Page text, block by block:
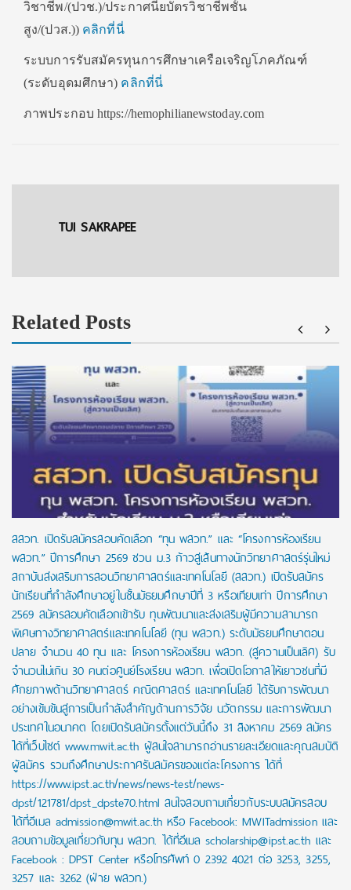
วิชาชีพ/(ปวช.)/ประกาศนียบัตรวิชาชีพชั้น
สูง/(ปวส.)) คลิกที่นี่
ระบบการรับสมัครทุนการศึกษาเครือเจริญโภคภัณฑ์
(ระดับอุดมศึกษา) คลิกที่นี่
ภาพประกอบ https://hemophilianewstoday.com
TUI SAKRAPEE
Related Posts
สสวท. เปิดรับสมัครสอบคัดเลือก “ทุน พสวท.” และ “โครงการห้องเรียน
พสวท.” ปีการศึกษา 2569 ชวน ม.3 ก้าวสู่เส้นทางนักวิทยาศาสตร์รุ่นใหม่
สถาบันส่งเสริมการสอนวิทยาศาสตร์และเทคโนโลยี (สสวท.) เปิดรับสมัคร
นักเรียนที่กำลังศึกษาอยู่ในชั้นมัธยมศึกษาปีที่ 3 หรือเทียบเท่า ปีการศึกษา
2569 สมัครสอบคัดเลือกเข้ารับ ทุนพัฒนาและส่งเสริมผู้มีความสามารถ
พิเศษทางวิทยาศาสตร์และเทคโนโลยี (ทุน พสวท.) ระดับมัธยมศึกษาตอน
ปลาย จำนวน 40 ทุน และ โครงการห้องเรียน พสวท. (สู่ความเป็นเลิศ) รับ
จำนวนไม่เกิน 30 คนต่อศูนย์โรงเรียน พสวท. เพื่อเปิดโอกาสให้เยาวชนที่มี
ศักยภาพด้านวิทยาศาสตร์ คณิตศาสตร์ และเทคโนโลยี ได้รับการพัฒนา
อย่างเข้มข้นสู่การเป็นกำลังสำคัญด้านการวิจัย นวัตกรรม และการพัฒนา
ประเทศในอนาคต โดยเปิดรับสมัครตั้งแต่วันนี้ถึง 31 สิงหาคม 2569 สมัคร
ได้ที่เว็บไซต์ www.mwit.ac.th ผู้สนใจสามารถอ่านรายละเอียดและคุณสมบัติ
ผู้สมัคร รวมถึงศึกษาประกาศรับสมัครของแต่ละโครงการ ได้ที่
https://www.ipst.ac.th/news/news-test/news-
dpst/121781/dpst_dpste70.html สนใจสอบถามเกี่ยวกับระบบสมัครสอบ
ได้ที่อีเมล admission@mwit.ac.th หรือ Facebook: MWITadmission และ
สอบถามข้อมูลเกี่ยวกับทุน พสวท. ได้ที่อีเมล scholarship@ipst.ac.th และ
Facebook : DPST Center หรือโทรศัพท์ 0 2392 4021 ต่อ 3253, 3255,
3257 และ 3262 (ฝ่าย พสวท.)